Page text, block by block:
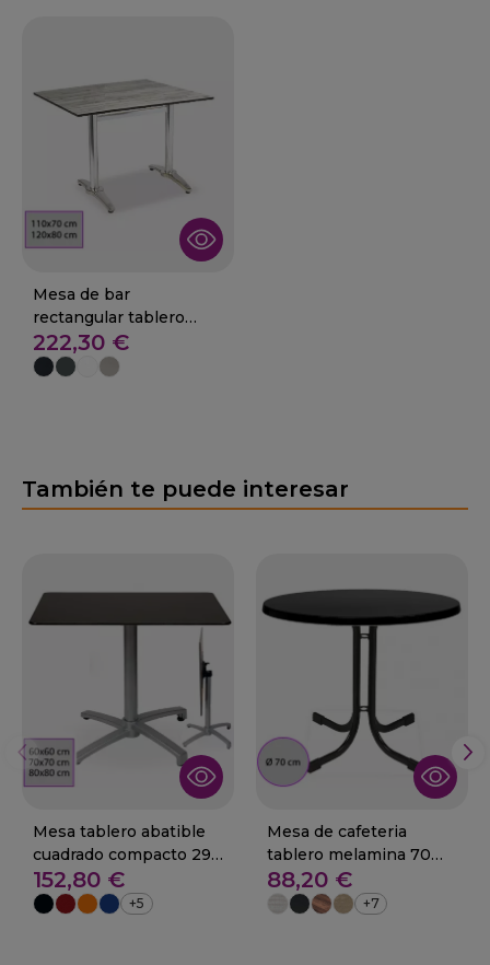
Mesa de bar
rectangular tablero
compacto 01-BERZOSA
222,30 €
También te puede interesar
Mesa tablero abatible
cuadrado compacto 29-
TABARCA
152,80 €
+5
Mesa de cafeteria
tablero melamina 70
cm 01-Monte
88,20 €
+7